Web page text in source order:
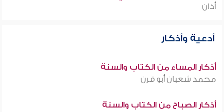
أذان
أدعية وأذكار
أذكار المساء من الكتاب والسنة
محمد شعبان أبو قرن
أذكار الصباح من الكتاب والسنة